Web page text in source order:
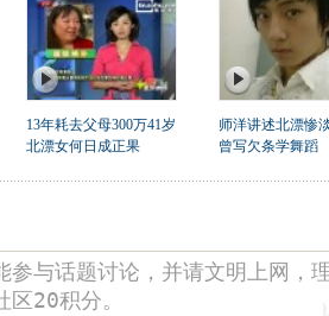
13年耗去父母300万41岁
北漂女何日成正果
师洋讲述北漂惨
曾写欠条学舞蹈